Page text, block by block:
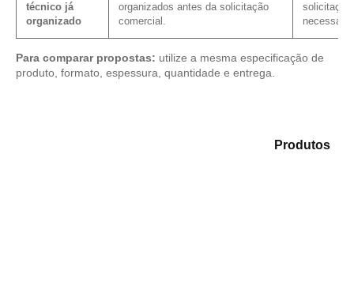
técnico já
organizado
organizados antes da solicitação
comercial.
Para comparar propostas: utilize a mesma especificação de
produto, formato, espessura, quantidade e entrega.
Produtose